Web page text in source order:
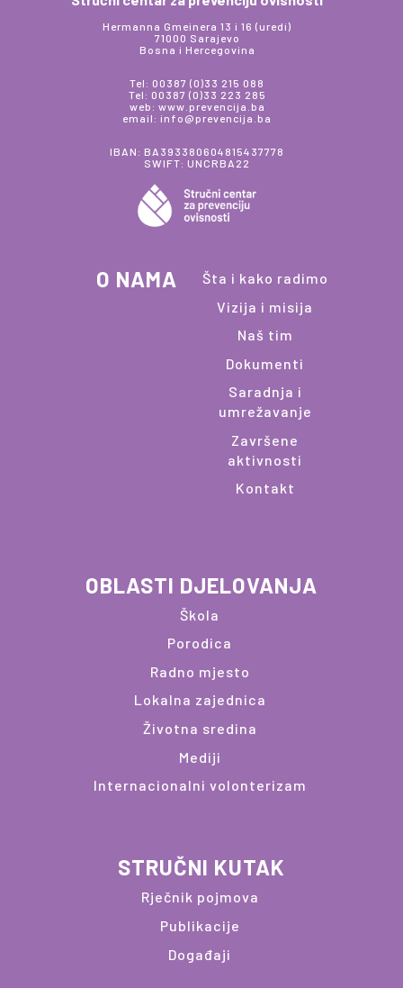
Hermanna Gmeinera 13 i 16 (uredi)
71000 Sarajevo
Bosna i Hercegovina
Tel: 00387 (0)33 215 088
Tel: 00387 (0)33 223 285
web: www.prevencija.ba
email: info@prevencija.ba
IBAN: BA393380604815437778
SWIFT: UNCRBA22
O NAMA
Šta i kako radimo
Vizija i misija
Naš tim
Dokumenti
Saradnja i
umrežavanje
Završene
aktivnosti
Kontakt
OBLASTI DJELOVANJA
Škola
Porodica
Radno mjesto
Lokalna zajednica
Životna sredina
Mediji
Internacionalni volonterizam
STRUČNI KUTAK
Rječnik pojmova
Publikacije
Događaji